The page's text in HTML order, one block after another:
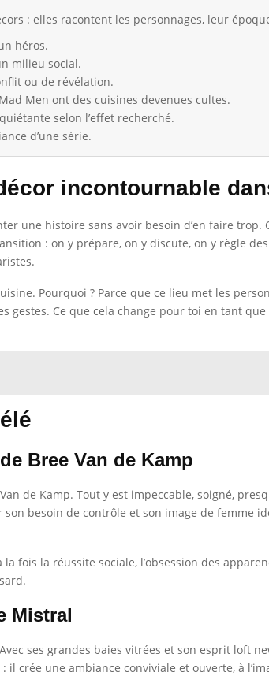
: elles racontent les personnages, leur
héros.
milieu social.
ou de révélation.
Men ont des cuisines devenues cultes.
selon l’effet recherché.
d’une série.
incontournable
une histoire sans avoir besoin d’en faire trop.
: on y prépare, on y discute, on y règle
Pourquoi ? Parce que ce lieu met les
Ce que cela change pour toi en tant
Bree Van de Kamp
de Kamp. Tout y est impeccable, soigné,
besoin de contrôle et son image de femme
fois la réussite sociale, l’obsession des
Mistral
ses grandes baies vitrées et son esprit loft
crée une ambiance conviviale et ouverte, à